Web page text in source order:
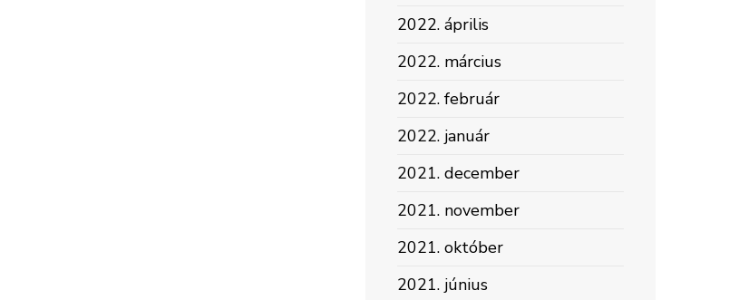
2022. április
2022. március
2022. február
2022. január
2021. december
2021. november
2021. október
2021. június